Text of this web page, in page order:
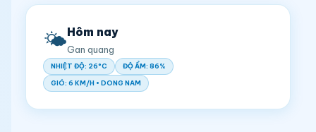
🌤️Hôm nay
Gan quang
NHIỆT ĐỘ: 26°C ĐỘ ẨM: 86%
GIÓ: 6 KM/H • DONG NAM